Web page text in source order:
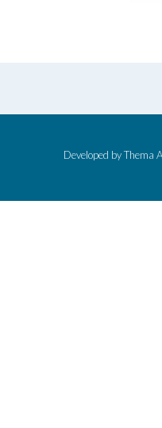
Developed by Thema